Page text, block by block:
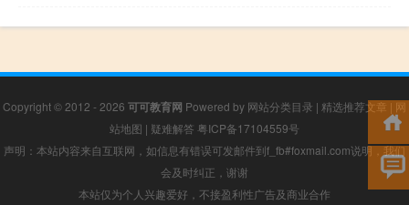
Copyright © 2012 - 2026 可可教育网 Powered by 网站分类目录 | 精选推荐文章 | 网
站地图 | 疑难解答 粤ICP备17104559号
声明：本站内容来自互联网，如信息有错误可发邮件到f_fb#foxmail.com说明，我们
会及时纠正，谢谢
本站仅为个人兴趣爱好，不接盈利性广告及商业合作